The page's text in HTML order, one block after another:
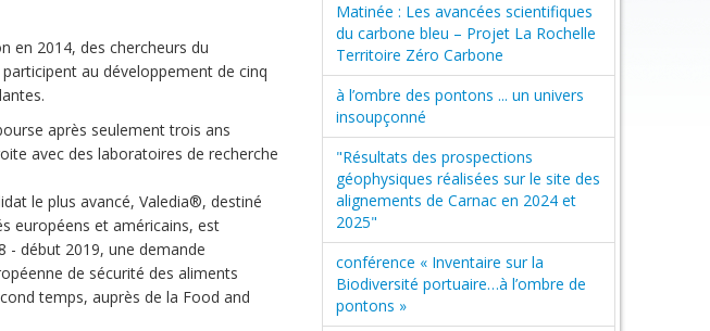
en 2014, des chercheurs du
participent au développement de cinq
après seulement trois ans
avec des laboratoires de recherche
le plus avancé, Valedia®, destiné
européens et américains, est
- début 2019, une demande
de sécurité des aliments
temps, auprès de la Food and
Matinée : Les avancées scientifiques
du carbone bleu – Projet La Rochelle
Territoire Zéro Carbone
à l’ombre des pontons ... un univers
insoupçonné
"Résultats des prospections
géophysiques réalisées sur le site des
alignements de Carnac en 2024 et
2025"
conférence « Inventaire sur la
Biodiversité portuaire…à l’ombre de
pontons »